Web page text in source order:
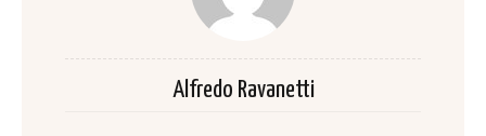
Alfredo Ravanetti